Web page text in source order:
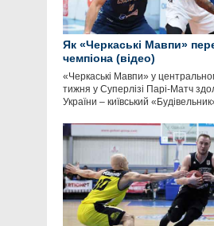
Як «Черкаські Мавпи»
чемпіона (відео)
«Черкаські Мавпи» у
тижня у Суперлізі Парі-Матч
України – київський